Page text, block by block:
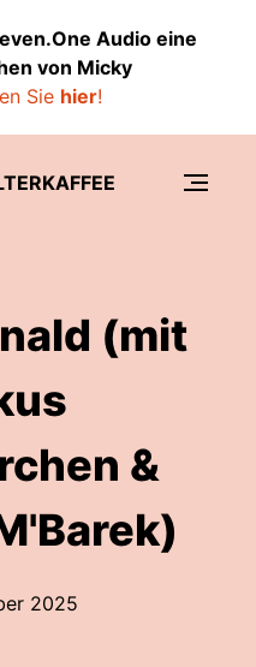
Audio eine
von Micky
Sie hier!
(mit
&
2025